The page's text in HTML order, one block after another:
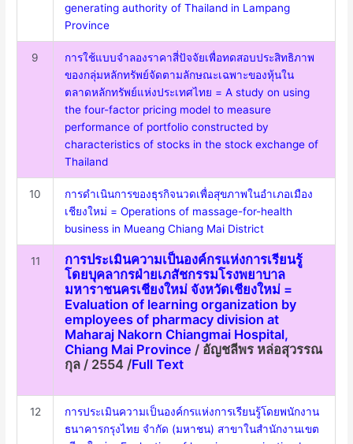
generating authority of Thailand in Lampang
Province
9
การใช้แบบจำลองราคาสี่ปัจจัยเพื่อทดสอบประสิทธิภาพ
ของกลุ่มหลักทรัพย์จัดตามลักษณะเฉพาะของหุ้นใน
ตลาดหลักทรัพย์แห่งประเทศไทย = A study on using
the four-factor pricing model to measure
performance of portfolio constructed by
characteristics of stocks in the stock exchange of
Thailand
10
การดำเนินการของธุรกิจนวดเพื่อสุขภาพในอำเภอเมือง
เชียงใหม่ = Operations of massage-for-health
business in Mueang Chiang Mai District
11
การประเมินความเป็นองค์กรแห่งการเรียนรู้
โดยบุคลากรฝ่ายเภสัชกรรมโรงพยาบาล
มหาราชนครเชียงใหม่ จังหวัดเชียงใหม่ =
Evaluation of learning organization by
employees of pharmacy division at
Maharaj Nakorn Chiangmai Hospital,
Chiang Mai Province / อัญชลีพร หล่อสุวรรณ
กุล / 2554 /Full Text
12
การประเมินความเป็นองค์กรแห่งการเรียนรู้โดยพนักงาน
ธนาคารกรุงไทย จำกัด (มหาชน) สาขาในสำนักงานเขต